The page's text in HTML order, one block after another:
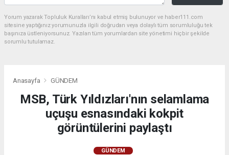
Yorum yazarak Topluluk Kuralları’nı kabul etmiş bulunuyor ve haber111.com
sitesine yaptığınız yorumunuzla ilgili doğrudan veya dolaylı tüm sorumluluğu tek
başınıza üstleniyorsunuz. Yazılan tüm yorumlardan site yönetimi hiçbir şekilde
sorumlu tutulamaz.
Anasayfa GÜNDEM
MSB, Türk Yıldızları'nın selamlama
uçuşu esnasındaki kokpit
görüntülerini paylaştı
GÜNDEM